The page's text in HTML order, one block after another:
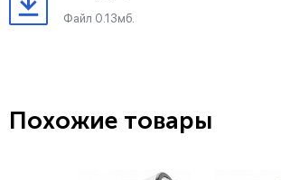
Файл 0.13мб.
Похожие товары